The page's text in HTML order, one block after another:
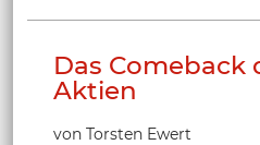
Das Comeback
Aktien
von Torsten Ewert